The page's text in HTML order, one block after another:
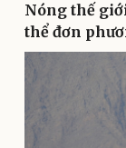
Nóng thế
thể đơn